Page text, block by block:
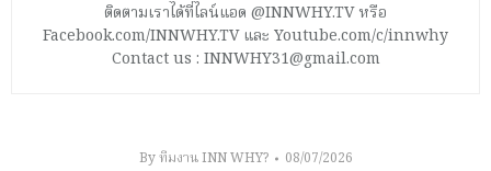
ติดตามเราได้ที่ไลน์แอด @INNWHY.TV หรือ
Facebook.com/INNWHY.TV และ Youtube.com/c/innwhy
Contact us : INNWHY31@gmail.com
Byทีมงาน INN WHY?
08/07/2026